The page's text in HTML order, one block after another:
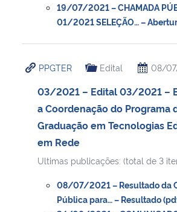
19/07/2021 – CHAMADA
01/2021 SELEÇÃO… –
PPGTER Edital 08/
03/2021 – Edital 03/2021 –
a Coordenação do Programa
Graduação em Tecnologias
em Rede
Ultimas publicações: (total de 3
08/07/2021 – Resultado da
Pública para… – Resultado